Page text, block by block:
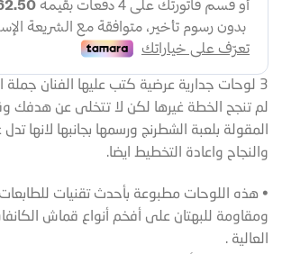
3 لوحات جدارية عرضية كتب عليها الفنان جملة
لم تنجح الخطة غيرها لكن لا تتخلى عن هدفك
المقولة بلعبة الشطرنج ورسمها بجانبها لانها
والنجاح واعادة التخطيط ايضا.
• هذه اللوحات مطبوعة بأحدث تقنيات للطابعات
ومقاومة للبهتان على أفخم أنواع قماش
العالية .